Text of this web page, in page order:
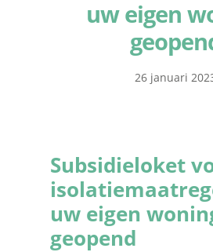
uw eigen
26 januari
Subsidieloket
uw eigen
geopend